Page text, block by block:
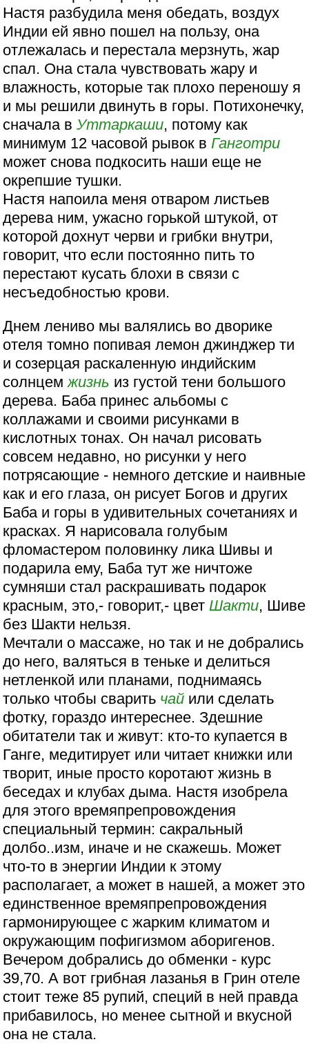
Настя разбудила меня обедать, воздух
Индии ей явно пошел на пользу, она
отлежалась и перестала мерзнуть, жар
спал. Она стала чувствовать жару и
влажность, которые так плохо переношу я
и мы решили двинуть в горы. Потихонечку,
сначала вУттаркаши, потому как
минимум 12 часовой рывок вГанготри
может снова подкосить наши еще не
окрепшие тушки.
Настя напоила меня отваром листьев
дерева ним, ужасно горькой штукой, от
которой дохнут черви и грибки внутри,
говорит, что если постоянно пить то
перестают кусать блохи в связи с
несъедобностью крови.
Днем лениво мы валялись во дворике
отеля томно попивая лемон джинджер ти
и созерцая раскаленную индийским
солнцемжизнь из густой тени большого
дерева. Баба принес альбомы с
коллажами и своими рисунками в
кислотных тонах. Он начал рисовать
совсем недавно, но рисунки у него
потрясающие - немного детские и наивные
как и его глаза, он рисует Богов и других
Баба и горы в удивительных сочетаниях и
красках. Я нарисовала голубым
фломастером половинку лика Шивы и
подарила ему, Баба тут же ничтоже
сумняши стал раскрашивать подарок
красным, это,- говорит,- цветШакти, Шиве
без Шакти нельзя.
Мечтали о массаже, но так и не добрались
до него, валяться в теньке и делиться
нетленкой или планами, поднимаясь
только чтобы сварить чай или сделать
фотку, гораздо интереснее. Здешние
обитатели так и живут: кто-то купается в
Ганге, медитирует или читает книжки или
творит, иные просто коротают жизнь в
беседах и клубах дыма. Настя изобрела
для этого времяпрепровождения
специальный термин: сакральный
долбо..изм, иначе и не скажешь. Может
что-то в энергии Индии к этому
располагает, а может в нашей, а может это
единственное времяпрепровождения
гармонирующее с жарким климатом и
окружающим пофигизмом аборигенов.
Вечером добрались до обменки - курс
39,70. А вот грибная лазанья в Грин отеле
стоит теже 85 рупий, специй в ней правда
прибавилось, но менее сытной и вкусной
она не стала.